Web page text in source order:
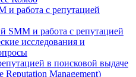
и работа с репутацией
SMM и работа с репутацией
исследования и
в поисковой выдаче
Reputation Management)